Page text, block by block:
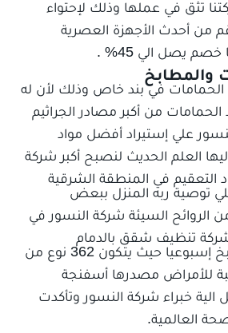
تثق في عملها وذلك لإحتواء
من أحدث الأجهزة العصرية
يصل الي 45% .
والمطابخ
في بند خاص وذلك لأن له
من أكبر مصادر الجراثيم
علي إستيراد أفضل مواد
العلم الحديث لنصبح أكبر شركة
في المنطقة الشرقية
توصية ربه المنزل ببعض
الروائح السيئة شركة النسور في
تنظيف شقق بالدمام
تغيير أسفنجة المطبخ إسبوعيا حيث يتكون 362 نوع من
للأمراض مصدرها أسفنجة
خبراء شركة النسور وتأكدت
العالمية.
جميع الخدمات